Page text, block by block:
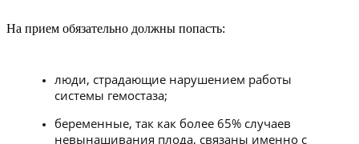
На прием обязательно должны попасть:
люди, страдающие нарушением работы
системы гемостаза;
беременные, так как более 65% случаев
невынашивания плода, связаны именно с